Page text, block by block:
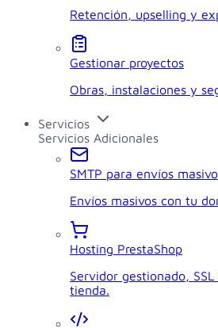
Retención, upselling y
Gestionar proyectos
Obras, instalaciones y
Servicios
Servicios Adicionales
SMTP para envíos
Envíos masivos con tu
Hosting PrestaShop
Servidor gestionado,
tienda.